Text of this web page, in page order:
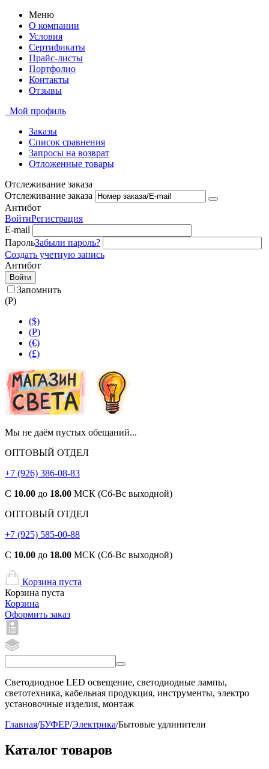
Меню
О компании
Условия
Сертификаты
Прайс-листы
Портфолио
Контакты
Отзывы
Мой профиль
Заказы
Список сравнения
Запросы на возврат
Отложенные товары
Отслеживание заказа
Отслеживание заказа
Антибот
ВойтиРегистрация
E-mail
ПарольЗабыли пароль?
Создать учетную запись
Антибот
Войти
Запомнить
(Р)
($)
(Р)
(€)
(£)
Мы не даём пустых обещаний...
ОПТОВЫЙ ОТДЕЛ
+7 (926) 386-08-83
С 10.00 до 18.00 МСК (Сб-Вс выходной)
ОПТОВЫЙ ОТДЕЛ
+7 (925) 585-00-88
С 10.00 до 18.00 МСК (Сб-Вс выходной)
Корзина пуста
Корзина пуста
Корзина
Оформить заказ
Светодиодное LED освещение, светодиодные лампы,
светотехника, кабельная продукция, инструменты, электро
установочные изделия, монтаж
Главная/БУФЕР/Электрика/Бытовые удлинители
Каталог товаров